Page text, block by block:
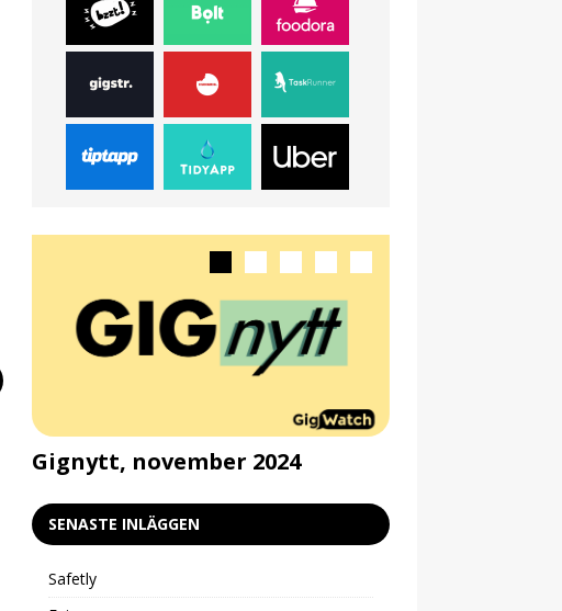
Gignytt, november 2024
SENASTE INLÄGGEN
Safetly